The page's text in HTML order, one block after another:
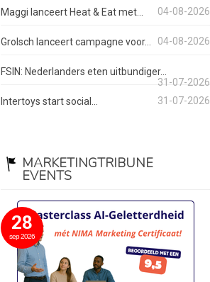
Maggi lanceert Heat & Eat met...
04-08-2026
Grolsch lanceert campagne voor... 04-08-2026
FSIN: Nederlanders eten uitbundiger...
31-07-2026
Intertoys start social...
31-07-2026
MARKETINGTRIBUNE
EVENTS
28
sep 2026